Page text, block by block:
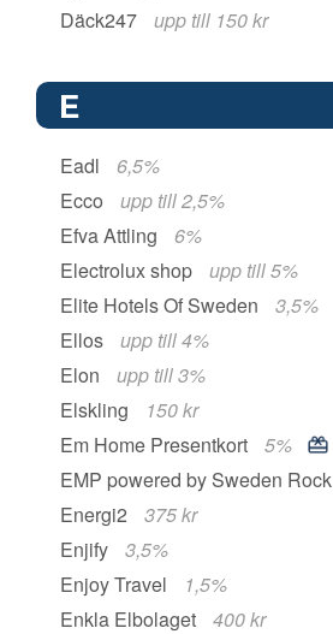
Däck247
upp till 150 kr
E
Eadl
6,5%
Ecco
upp till 2,5%
Efva Attling
6%
Electrolux shop
upp till 5%
Elite Hotels Of Sweden
3,5%
Ellos
upp till 4%
Elon
upp till 3%
Elskling
150 kr
Em Home Presentkort
5%
EMP powered by Sweden Rock
Energi2
375 kr
Enjify
3,5%
Enjoy Travel
1,5%
Enkla Elbolaget
400 kr